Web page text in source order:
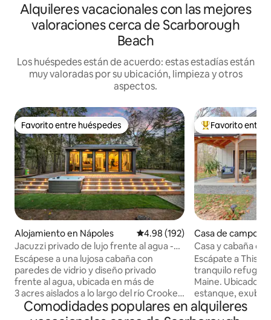
Alquileres vacacionales con las mejores
valoraciones cerca de Scarborough
Beach
Los huéspedes están de acuerdo: estas estadías están
muy valoradas por su ubicación, limpieza y otros
aspectos.
Favorito entre huéspedes
Favorito entre huéspedes
Alojamiento en Nápoles Calificación promedio: 4.98 de
4.98 (192)
Jacuzzi privado de lujo frente al agua -
Aislado
Escápese a una lujosa cabaña con
paredes de vidrio y diseño privado
frente al agua, ubicada en más de
3 acres aislados a lo largo del río Crooked
en Naples, Maine. El río rodea la
propiedad, lo que ofrece total
Favorito entre
Favorito entre
Casa de campo
Casa y cabaña
minutos de la
Escápate a
tranquilo refugio
Maine. Ubicado
estanque,
silvestre local,
playas y Portland.
Comodidades populares en alquileres